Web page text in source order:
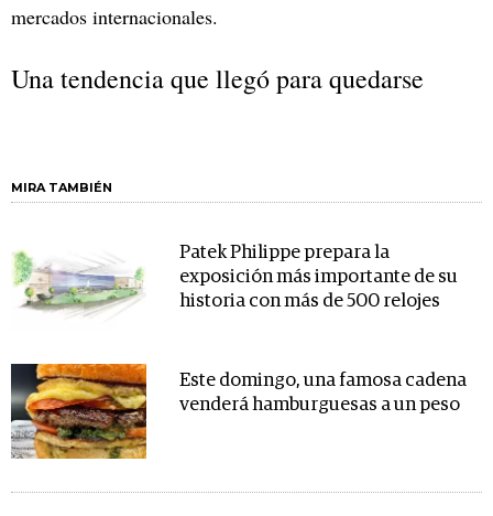
mercados internacionales.
Una tendencia que llegó para quedarse
MIRA TAMBIÉN
Patek Philippe prepara la
exposición más importante de su
historia con más de 500 relojes
Este domingo, una famosa cadena
venderá hamburguesas a un peso